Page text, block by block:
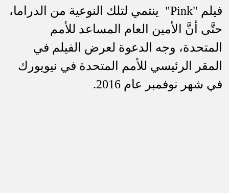
فيلم "Pink
" ينتمي لتلك النوعية من الدراما،
حتَّى أنَّ الأمين العام المساعد للأمم
المتحدة، وجه الدعوة لعرض الفيلم في
المقر الرئيسي للأمم المتحدة في نيويورك
في شهر نوفمبر عام 2016
.